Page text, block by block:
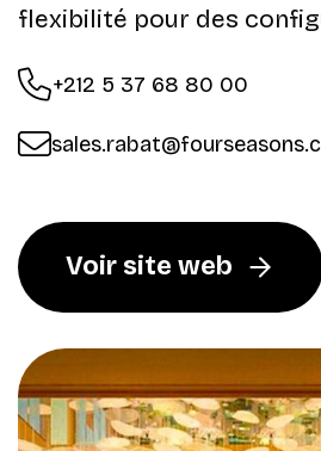
flexibilité pour des
+212 5 37 68 80 00
Voir site web